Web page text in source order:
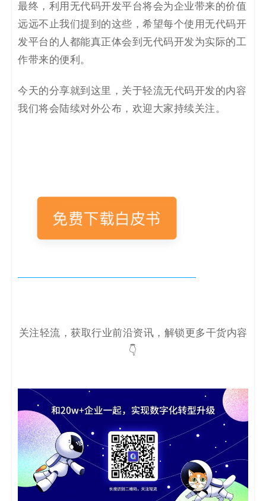
最终，利用无代码开发平台将会为企业带来的价值
远远不止我们提到的这些，希望每个使用无代码开
发平台的人都能真正体会到无代码开发为实际的工
作带来的便利。
今天的分享就到这里，关于轻流无代码开发的内容
我们将会陆续对外公布，欢迎大家持续关注。
关注轻流，获取行业前沿资讯，解锁更多干货内容
👇